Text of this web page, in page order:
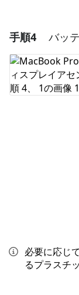
コメントを
手順4 バッ
必要に応じ
るプラスチ